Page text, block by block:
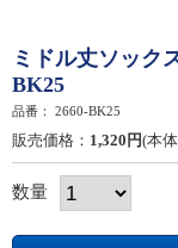
ミドル丈ソック
BK25
品番： 2660-BK25
販売価格： 1,320円(本
数量